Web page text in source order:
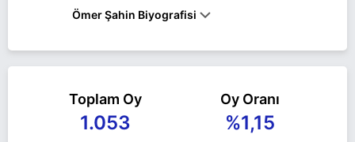
Ömer Şahin Biyografisi
adayı olarak Yeniden Refah ile 31 Mart 2024 yerel
seçimlerinde yarışıyor. Ömer Şahin ile ilgili daha
fazla bilgi için
Ömer Şahin Haberleri sayfamızı
Toplam Oy
1.053
Oy Oranı
%1,15